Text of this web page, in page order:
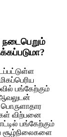
பங்கேற்கும்
விற்பனை
பங்கேற்கும்